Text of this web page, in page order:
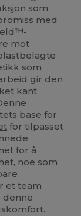
som
med
mot
som
gir den
kant
base for
for tilpasset
for å
noe som
et team
denne